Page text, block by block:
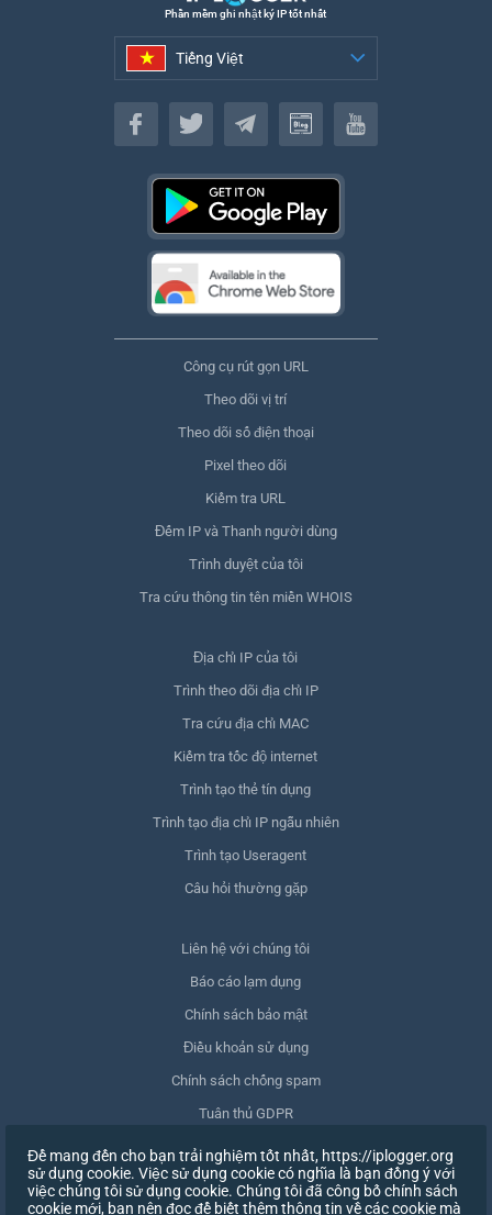
Phần mềm ghi nhật ký IP tốt nhất
Tiếng Việt
Tiếng Việt
Công cụ rút gọn URL
Theo dõi vị trí
Theo dõi số điện thoại
Pixel theo dõi
Kiểm tra URL
Đếm IP và Thanh người dùng
Trình duyệt của tôi
Tra cứu thông tin tên miền WHOIS
Địa chỉ IP của tôi
Trình theo dõi địa chỉ IP
Tra cứu địa chỉ MAC
Kiểm tra tốc độ internet
Trình tạo thẻ tín dụng
Trình tạo địa chỉ IP ngẫu nhiên
Trình tạo Useragent
Câu hỏi thường gặp
Liên hệ với chúng tôi
Báo cáo lạm dụng
Chính sách bảo mật
Điều khoản sử dụng
Chính sách chống spam
Tuân thủ GDPR
Xóa dữ liệu của tôi
Rút lại sự đồng ý
Để mang đến cho bạn trải nghiệm tốt nhất, https://iplogger.org
sử dụng cookie. Việc sử dụng cookie có nghĩa là bạn đồng ý với
việc chúng tôi sử dụng cookie. Chúng tôi đã công bố chính sách
cookie mới, bạn nên đọc để biết thêm thông tin về các cookie mà